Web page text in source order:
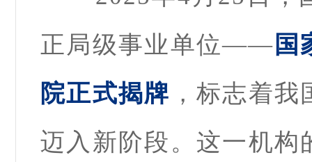
正局级事业单位—— 国
院正式揭牌 ，标志着
迈入新阶段。这一机构